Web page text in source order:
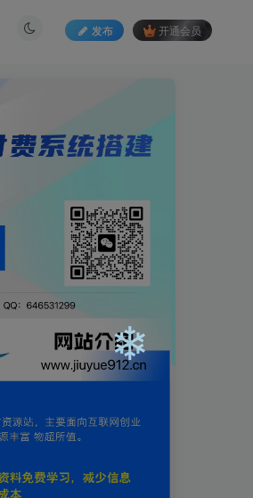
发布 开通会员
❄